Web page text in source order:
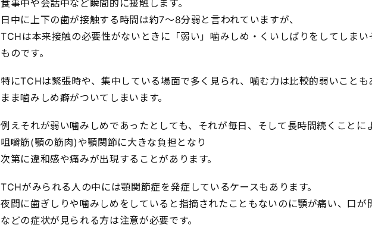
食事中や会話中など瞬間的に接触します。
日中に上下の歯が接触する時間は約7～8分弱と言われていますが、
TCHは本来接触の必要性がないときに「弱い」噛みしめ・くいしばりをしてしま
ものです。
特にTCHは緊張時や、集中している場面で多く見られ、噛む力は比較的弱いこと
まま噛みしめ癖がついてしまいます。
例えそれが弱い噛みしめであったとしても、それが毎日、そして長時間続くことに
咀嚼筋(顎の筋肉)や顎関節に大きな負担となり
次第に違和感や痛みが出現することがあります。
TCHがみられる人の中には顎関節症を発症しているケースもあります。
夜間に歯ぎしりや噛みしめをしていると指摘されたこともないのに顎が痛い、口が
などの症状が見られる方は注意が必要です。